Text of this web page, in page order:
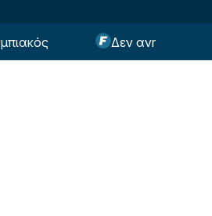
Δεν ανησυχεί ο